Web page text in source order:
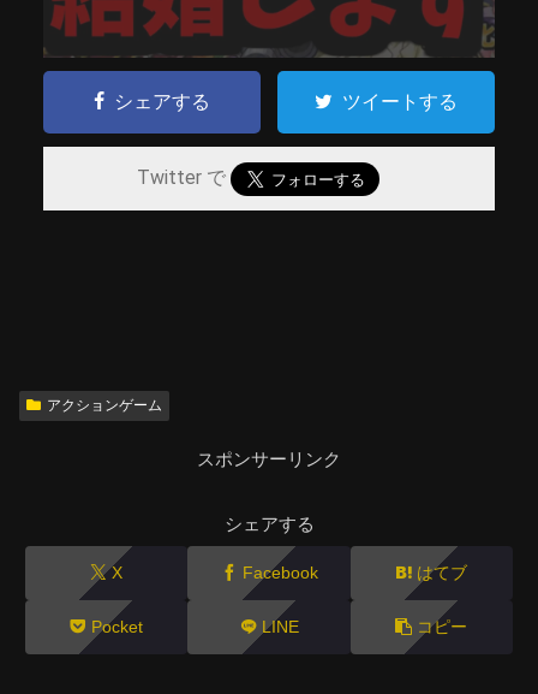
シェアする ツイートする
Twitter で
アクションゲーム
スポンサーリンク
シェアする
X Facebook はてブ
Pocket LINE コピー